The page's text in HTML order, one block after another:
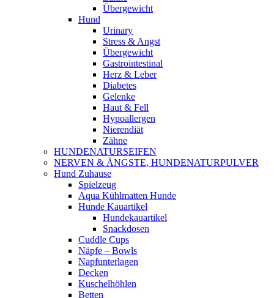
Übergewicht
Hund
Urinary
Stress & Angst
Übergewicht
Gastrointestinal
Herz & Leber
Diabetes
Gelenke
Haut & Fell
Hypoallergen
Nierendiät
Zähne
HUNDENATURSEIFEN
NERVEN & ÄNGSTE, HUNDENATURPULVER
Hund Zuhause
Spielzeug
Aqua Kühlmatten Hunde
Hunde Kauartikel
Hundekauartikel
Snackdosen
Cuddle Cups
Näpfe – Bowls
Napfunterlagen
Decken
Kuschelhöhlen
Betten